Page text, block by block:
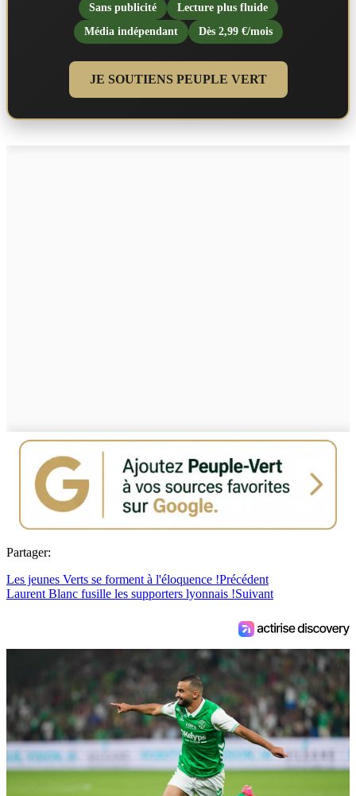
Sans publicité
Lecture plus fluide
Média indépendant
Dès 2,99 €/mois
JE SOUTIENS PEUPLE VERT
Partager:
Les jeunes Verts se forment à l'éloquence !Précédent
Laurent Blanc fusille les supporters lyonnais !Suivant